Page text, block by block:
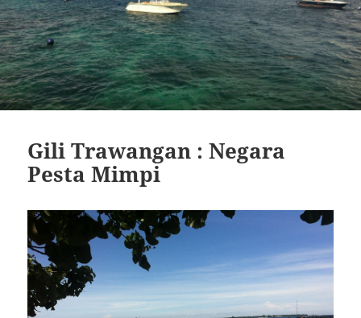
Gili Trawangan : Negara
Pesta Mimpi